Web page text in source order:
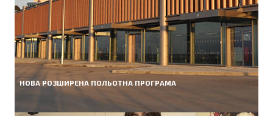
НОВА РОЗШИРЕНА ПОЛЬОТНА ПРОГРАМА